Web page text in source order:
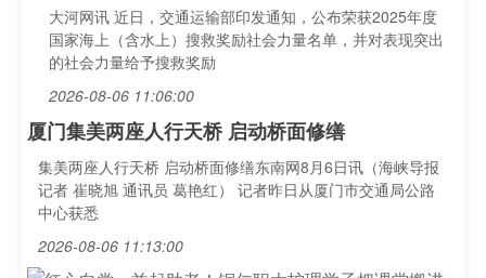
大河网讯 近日，交通运输部印发通知，公布荣获2025年度
国家海上（含水上）搜救奖励社会力量名单，并对表现突出
的社会力量给予搜救奖励
2026-08-06 11:06:00
厦门集美两座人行天桥 启动桥面修缮
集美两座人行天桥 启动桥面修缮东南网8月6日讯（海峡导报
记者 崔晓旭 通讯员 葛艳红） 记者昨日从厦门市交通局公路
中心获悉
2026-08-06 11:13:00